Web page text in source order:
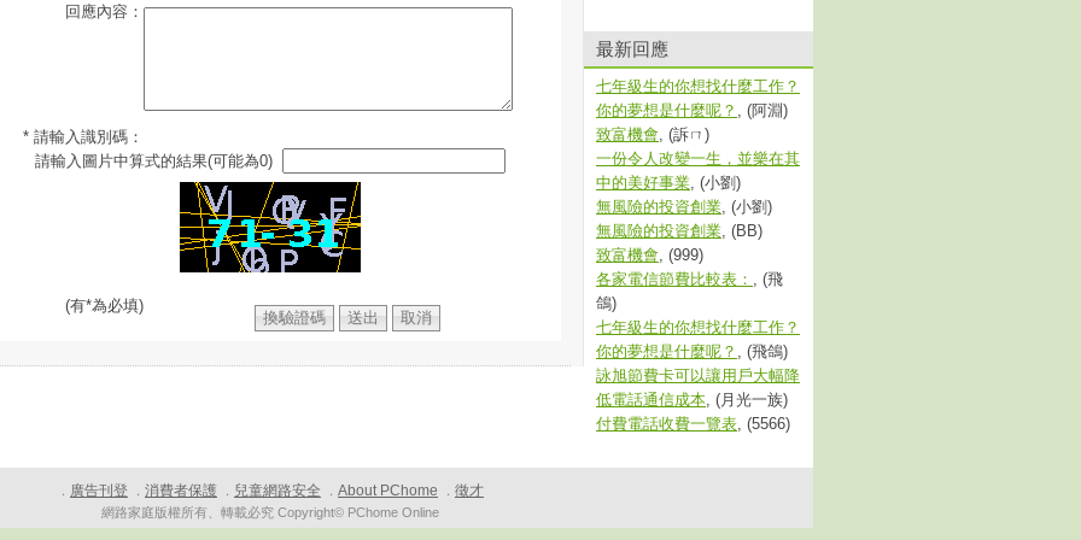
回應內容：
* 請輸入識別碼：
請輸入圖片中算式的結果(可能為0)
(有*為必填)
最新回應
七年級生的你想找什麼工作？
你的夢想是什麼呢？ , (阿淵)
致富機會, (訴ㄇ)
一份令人改變一生，並樂在其
中的美好事業, (小劉)
無風險的投資創業, (小劉)
無風險的投資創業, (BB)
致富機會, (999)
各家電信節費比較表： , (飛
鴿)
七年級生的你想找什麼工作？
你的夢想是什麼呢？ , (飛鴿)
詠旭節費卡可以讓用戶大幅降
低電話通信成本, (月光一族)
付費電話收費一覽表, (5566)
． 廣告刊登 ． 消費者保護 ． 兒童網路安全 ． About PChome ． 徵才
網路家庭版權所有、轉載必究 Copyright© PChome Online